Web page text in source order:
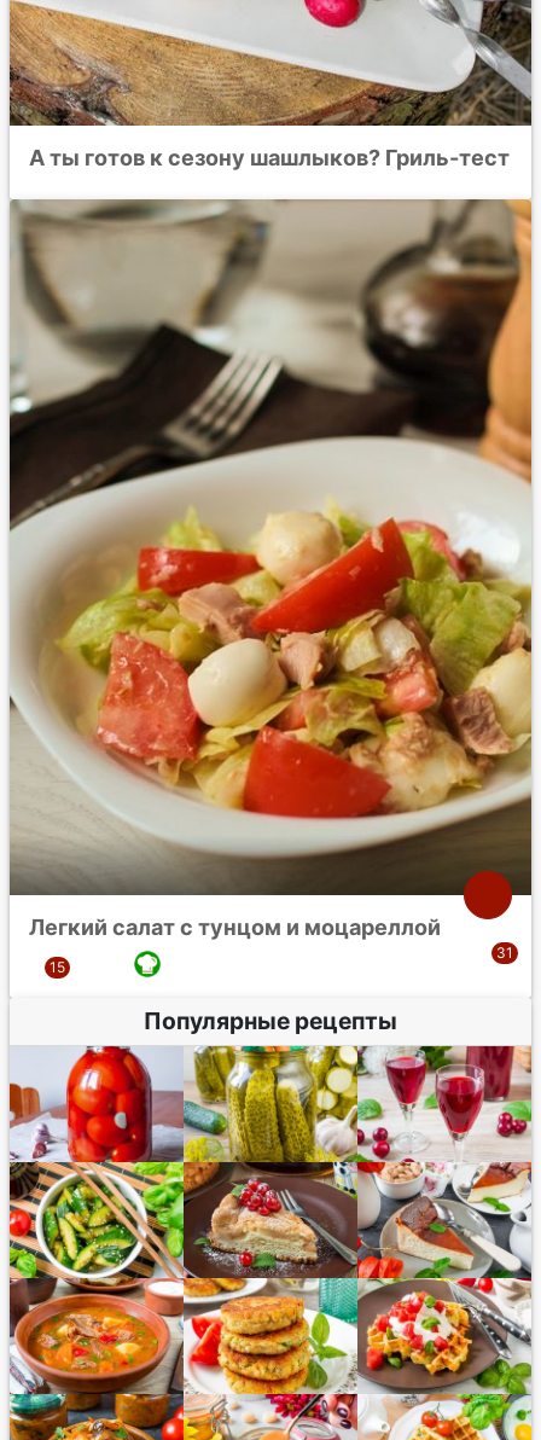
А ты готов к сезону шашлыков? Гриль-тест
Легкий салат с тунцом и моцареллой
Популярные рецепты